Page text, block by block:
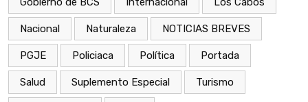
Nacional Naturaleza NOTICIAS BREVES
PGJE Policiaca Política Portada
Salud Suplemento Especial Turismo